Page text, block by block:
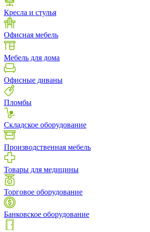
Кресла и стулья
Офисная мебель
Мебель для дома
Офисные диваны
Пломбы
Складское оборудование
Производственная мебель
Товары для медицины
Торговое оборудование
Банковское оборудование